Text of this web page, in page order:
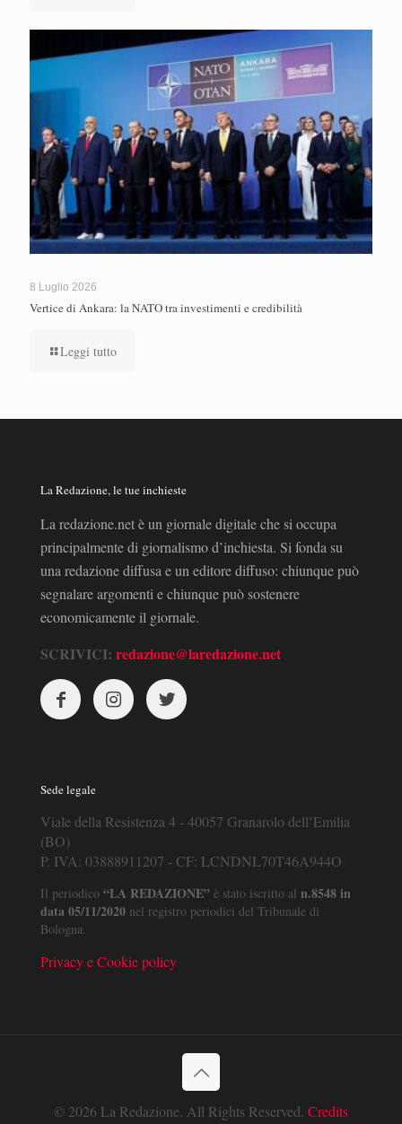
8 Luglio 2026
Vertice di Ankara: la NATO tra investimenti e credibilità
Leggi tutto
La Redazione, le tue inchieste
La redazione.net è un giornale digitale che si occupa
principalmente di giornalismo d’inchiesta. Si fonda su
una redazione diffusa e un editore diffuso: chiunque può
segnalare argomenti e chiunque può sostenere
economicamente il giornale.
SCRIVICI: redazione@laredazione.net
Sede legale
Viale della Resistenza 4 - 40057 Granarolo dell’Emilia
(BO)
P. IVA: 03888911207 - CF: LCNDNL70T46A944O
Il periodico “LA REDAZIONE” è stato iscritto al n.8548 in
data 05/11/2020 nel registro periodici del Tribunale di
Bologna.
Privacy e Cookie policy
© 2026 La Redazione. All Rights Reserved. Credits